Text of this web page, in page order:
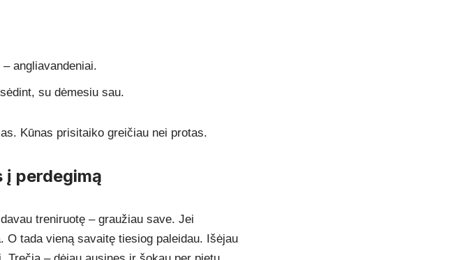
angliavandeniai.
su dėmesiu sau.
Kūnas prisitaiko greičiau nei protas.
į perdegimą
treniruotę – graužiau save. Jei
tada vieną savaitę tiesiog paleidau. Išėjau